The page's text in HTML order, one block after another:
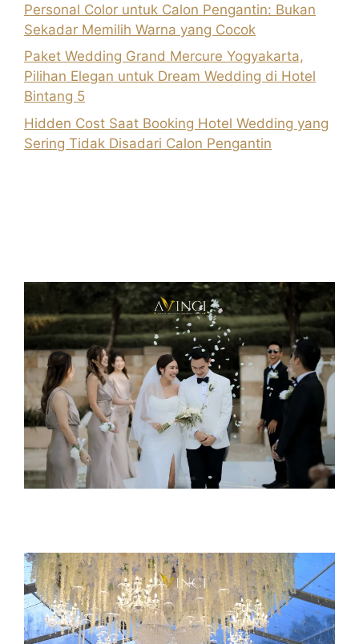
Personal Color untuk Calon Pengantin: Bukan
Sekadar Memilih Warna yang Cocok
Paket Wedding Grand Mercure Yogyakarta,
Pilihan Elegan untuk Dream Wedding di Hotel
Bintang 5
Hidden Cost Saat Booking Hotel Wedding yang
Sering Tidak Disadari Calon Pengantin